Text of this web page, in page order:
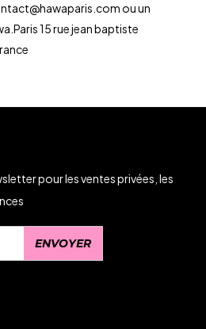
ou un
15 rue jean baptiste
pour les ventes privées, les